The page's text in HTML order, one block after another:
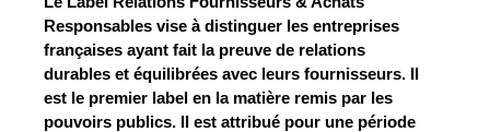
Responsables vise à distinguer les entreprises
françaises ayant fait la preuve de relations
durables et équilibrées avec leurs fournisseurs. Il
est le premier label en la matière remis par les
pouvoirs publics. Il est attribué pour une période